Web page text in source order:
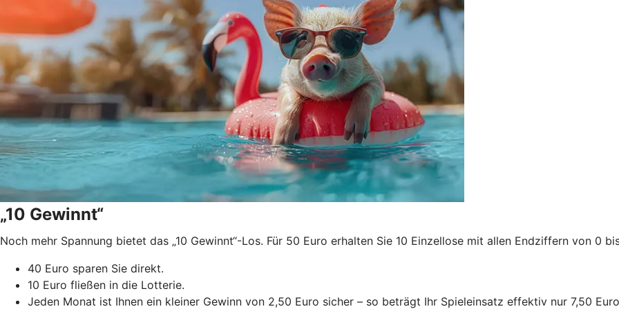
„10 Gewinnt“
Noch mehr Spannung bietet das „10 Gewinnt“-Los. Für 50 Euro erhalten Sie 10 Einzellose mit allen Endziffern von 0
40 Euro sparen Sie direkt.
10 Euro fließen in die Lotterie.
Jeden Monat ist Ihnen ein kleiner Gewinn von 2,50 Euro sicher – so beträgt Ihr Spieleinsatz effektiv nur 7,50